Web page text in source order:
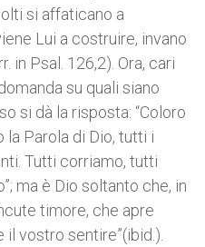
si affaticano a
Lui a costruire, invano
in Psal. 126,2). Ora, cari
su quali siano
si dà la risposta: “Coloro
la Parola di Dio, tutti i
Tutti corriamo, tutti
ma è Dio soltanto che, in
timore, che apre
il vostro sentire”(ibid.).